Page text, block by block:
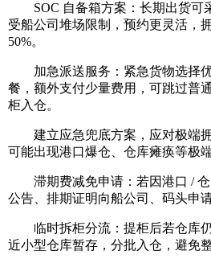
SOC 自备箱方案：长期出货可
受船公司堆场限制，预约更灵活，
50%。
加急派送服务：紧急货物选择优
餐，额外支付少量费用，可跳过普
柜入仓。
建立应急兜底方案，应对极端拥
可能出现港口爆仓、仓库瘫痪等极
滞期费减免申请：若因港口 / 仓
公告、排期证明向船公司、码头申
临时拆柜分流：提柜后若仓库仍
近小型仓库暂存，分批入仓，避免